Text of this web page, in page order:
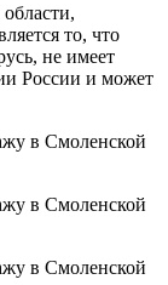
то, что
не имеет
России и может